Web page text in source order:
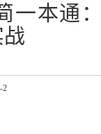
一本通
2